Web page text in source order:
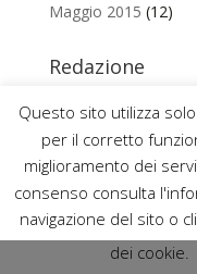
Maggio 2015 (12)
Redazione
uniamo@uniurb.it
2016 ©UNIVERSITÀ
P.IVA
Questo sito utilizza
per il corretto
miglioramento dei
consenso consulta
navigazione del sito o
dei cookie.